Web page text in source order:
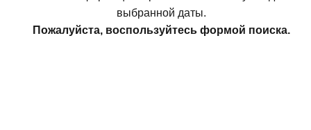
выбранной даты.
Пожалуйста, воспользуйтесь формой поиска.